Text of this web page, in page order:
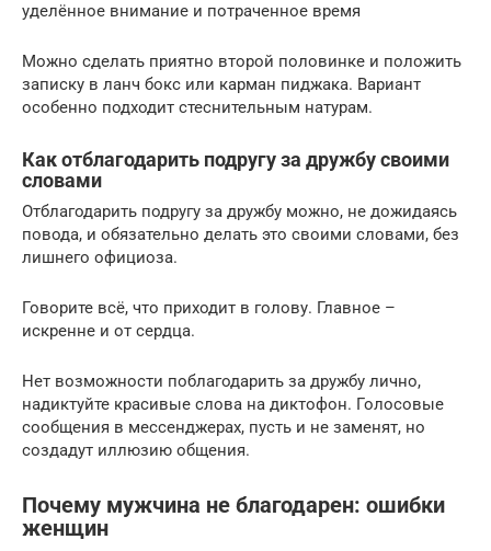
уделённое внимание и потраченное время
Можно сделать приятно второй половинке и положить
записку в ланч бокс или карман пиджака. Вариант
особенно подходит стеснительным натурам.
Как отблагодарить подругу за дружбу своими
словами
Отблагодарить подругу за дружбу можно, не дожидаясь
повода, и обязательно делать это своими словами, без
лишнего официоза.
Говорите всё, что приходит в голову. Главное –
искренне и от сердца.
Нет возможности поблагодарить за дружбу лично,
надиктуйте красивые слова на диктофон. Голосовые
сообщения в мессенджерах, пусть и не заменят, но
создадут иллюзию общения.
Почему мужчина не благодарен: ошибки
женщин